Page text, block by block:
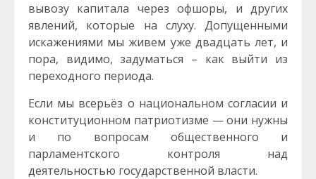
вывозу капитала через офшоры, и других
явлений, которые на слуху. Допущенными
искажениями мы живем уже двадцать лет, и
пора, видимо, задуматься – как выйти из
переходного периода.
Если мы всерьёз о национальном согласии и
конституционном патриотизме — они нужны
и по вопросам общественного и
парламентского контроля над
деятельностью государственной власти.